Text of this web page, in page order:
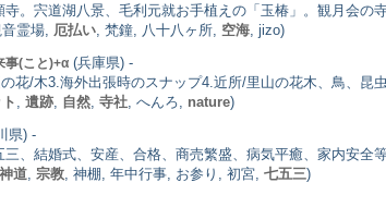
。宍道湖八景、毛利元就お手植えの「玉椿」。観月会の
音霊場, 厄払い , 梵鐘, 八十八ヶ所, 空海 , jizo)
事(こと)+α (兵庫県) -
花/木3.海外出張時のスナップ4.近所/里山の花木、鳥、昆
遺跡 自然 寺社 , へんろ, nature)
県) -
、結婚式、安産、合格、商売繁盛、病気平癒、家内安全等
神道 宗教 , 神棚, 年中行事, お参り, 初宮, 七五三)